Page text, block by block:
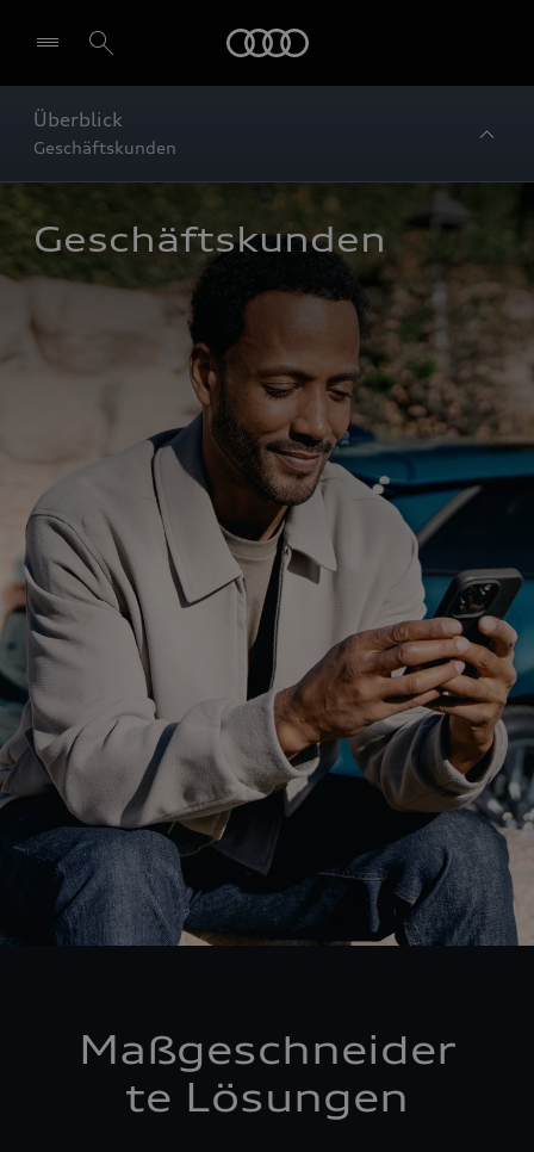
Überblick
Geschäftskunden
Geschäftskunden
Maßgeschneider
te Lösungen